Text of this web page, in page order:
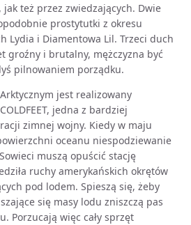
jak też przez zwiedzających. Dwie
prostytutki z okresu
Lydia i Diamentowa Lil. Trzeci duch
groźny i brutalny, mężczyzna być
pilnowaniem porządku.
jest realizowany
jedna z bardziej
zimnej wojny. Kiedy w maju
oceanu niespodziewanie
muszą opuścić stację
ruchy amerykańskich okrętów
pod lodem. Spieszą się, żeby
się masy lodu zniszczą pas
Porzucają więc cały sprzęt